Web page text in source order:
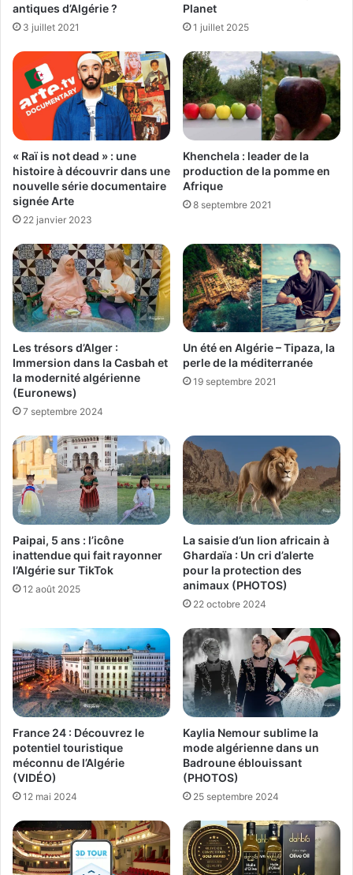
antiques d’Algérie ?
3 juillet 2021
Planet
1 juillet 2025
« Raï is not dead » : une
histoire à découvrir dans une
nouvelle série documentaire
signée Arte
22 janvier 2023
Khenchela : leader de la
production de la pomme en
Afrique
8 septembre 2021
Les trésors d’Alger :
Immersion dans la Casbah et
la modernité algérienne
(Euronews)
7 septembre 2024
Un été en Algérie – Tipaza, la
perle de la méditerranée
19 septembre 2021
Paipai, 5 ans : l’icône
inattendue qui fait rayonner
l’Algérie sur TikTok
12 août 2025
La saisie d’un lion africain à
Ghardaïa : Un cri d’alerte
pour la protection des
animaux (PHOTOS)
22 octobre 2024
France 24 : Découvrez le
potentiel touristique
méconnu de l’Algérie
(VIDÉO)
12 mai 2024
Kaylia Nemour sublime la
mode algérienne dans un
Badroune éblouissant
(PHOTOS)
25 septembre 2024